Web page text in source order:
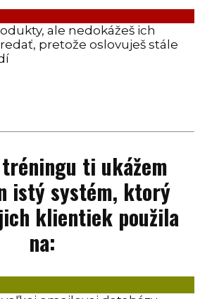
ale nedokážeš ich
pretože oslovuješ stále
ti ukážem
istý systém, ktorý
klientiek použila
na: